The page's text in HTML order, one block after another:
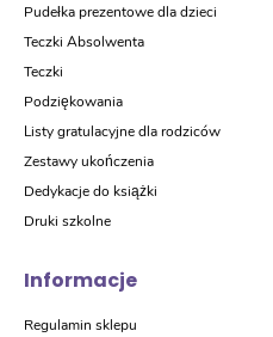
Pudełka prezentowe dla dzieci
Teczki Absolwenta
Teczki
Podziękowania
Listy gratulacyjne dla rodziców
Zestawy ukończenia
Dedykacje do książki
Druki szkolne
Informacje
Regulamin sklepu